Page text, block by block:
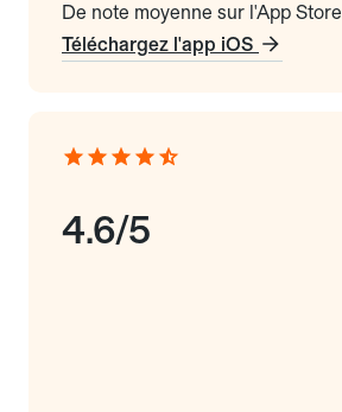
De note moyenne sur l'App Store
Téléchargez l'app iOS
4.6/5